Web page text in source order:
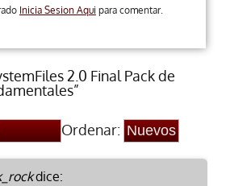
Inicia Sesion Aqui para comentar.
2.0 Final Pack de
Ordenar:
dice: